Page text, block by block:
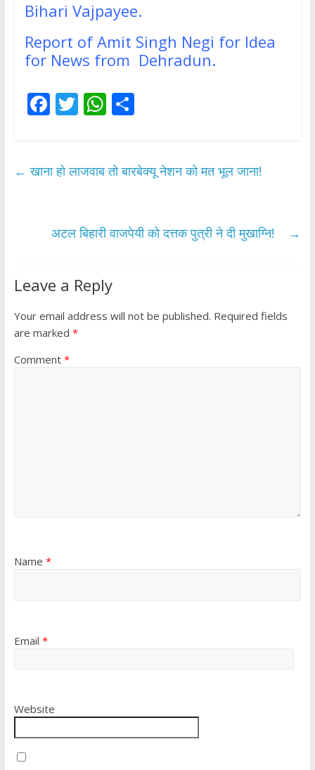
Bihari Vajpayee.
Report of Amit Singh Negi for Idea
for News from Dehradun.
F
b
k
T
er
W
s
p
S
e
← खाना हो लाजवाब तो बारबेक्यू नेशन को मत भूल जाना!
अटल बिहारी वाजपेयी को दत्तक पुत्री ने दी मुखाग्नि! →
Leave a Reply
Your email address will not be published. Required fields
are marked *
Comment *
Name *
Email *
Website